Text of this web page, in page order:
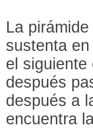
La
sustenta
el siguiente
después
después a
encuentra